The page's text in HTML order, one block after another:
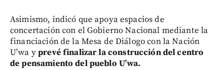
Asimismo, indicó que apoya espacios de
concertación con el Gobierno Nacional mediante la
financiación de la Mesa de Diálogo con la Nación
U’wa yprevé finalizar la construcción del centro
de pensamiento del pueblo U’wa.